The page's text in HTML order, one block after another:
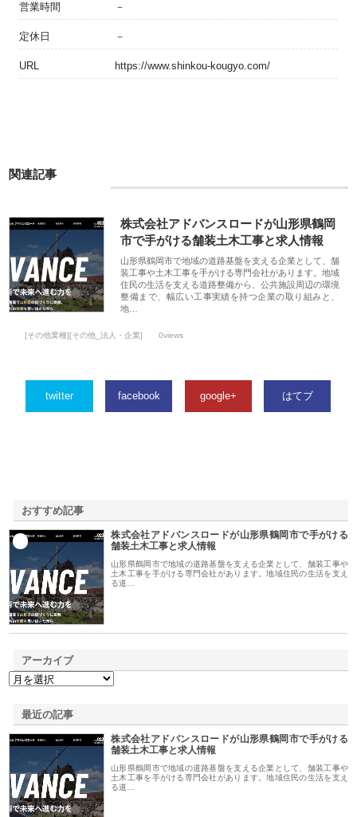
営業時間 －
定休日 －
URL https://www.shinkou-kougyo.com/
関連記事
株式会社アドバンスロードが山形県鶴岡
市で手がける舗装土木工事と求人情報
山形県鶴岡市で地域の道路基盤を支える企業として、舗
装工事や土木工事を手がける専門会社があります。地域
住民の生活を支える道路整備から、公共施設周辺の環境
整備まで、幅広い工事実績を持つ企業の取り組みと、
地…
[その他業種][その他_法人・企業] 0views
twitter facebook google+ はてブ
おすすめ記事
株式会社アドバンスロードが山形県鶴岡市で手がける
舗装土木工事と求人情報
山形県鶴岡市で地域の道路基盤を支える企業として、舗装工事や
土木工事を手がける専門会社があります。地域住民の生活を支え
る道…
アーカイブ
最近の記事
株式会社アドバンスロードが山形県鶴岡市で手がける
舗装土木工事と求人情報
山形県鶴岡市で地域の道路基盤を支える企業として、舗装工事や
土木工事を手がける専門会社があります。地域住民の生活を支え
る道…